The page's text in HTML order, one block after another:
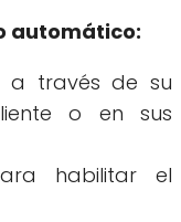
automático:
a través de su
o en sus
habilitar el